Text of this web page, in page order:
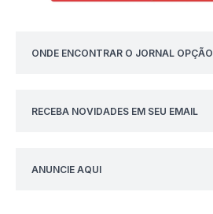
ONDE ENCONTRAR O JORNAL OPÇÃO
RECEBA NOVIDADES EM SEU EMAIL
ANUNCIE AQUI